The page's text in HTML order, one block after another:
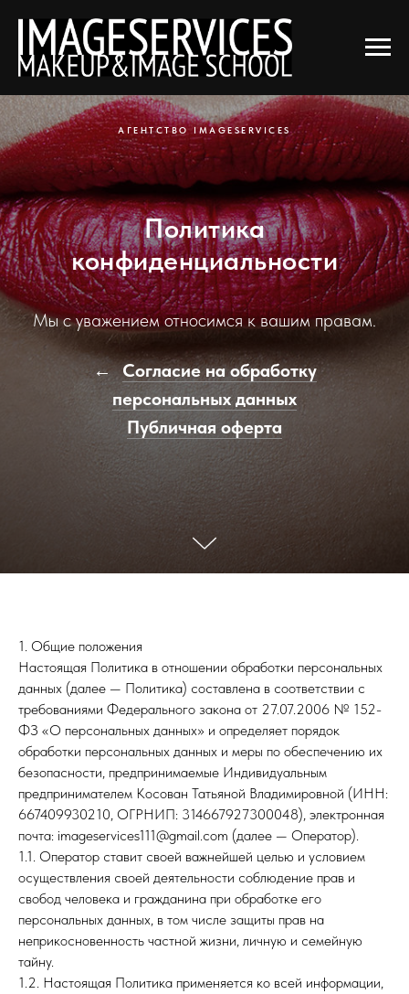
АГЕНТСТВО IMAGESERVICES
Политика
конфиденциальности
Мы с уважением относимся к вашим правам.
Согласие на обработку
персональных данных
Публичная оферта
1. Общие положения
Настоящая Политика в отношении обработки персональных
данных (далее — Политика) составлена в соответствии с
требованиями Федерального закона от 27.07.2006 № 152-
ФЗ «О персональных данных» и определяет порядок
обработки персональных данных и меры по обеспечению их
безопасности, предпринимаемые Индивидуальным
предпринимателем Косован Татьяной Владимировной (ИНН:
667409930210, ОГРНИП: 314667927300048), электронная
почта: imageservices111@gmail.com (далее — Оператор).
1.1. Оператор ставит своей важнейшей целью и условием
осуществления своей деятельности соблюдение прав и
свобод человека и гражданина при обработке его
персональных данных, в том числе защиты прав на
неприкосновенность частной жизни, личную и семейную
тайну.
1.2. Настоящая Политика применяется ко всей информации,